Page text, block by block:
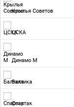
Крылья Советов
ЦСКА
Динамо М
Балтика
Спартак